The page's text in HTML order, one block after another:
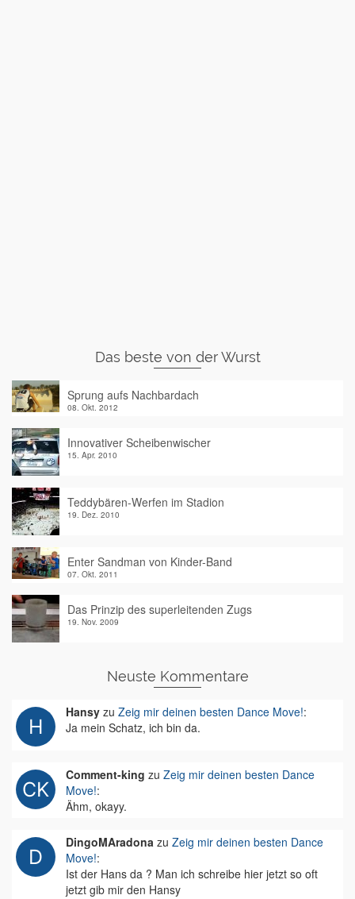
Das beste von der Wurst
Sprung aufs Nachbardach
08. Okt. 2012
Innovativer Scheibenwischer
15. Apr. 2010
Teddybären-Werfen im Stadion
19. Dez. 2010
Enter Sandman von Kinder-Band
07. Okt. 2011
Das Prinzip des superleitenden Zugs
19. Nov. 2009
Neuste Kommentare
Hansy zu Zeig mir deinen besten Dance Move!:
Ja mein Schatz, ich bin da.
Comment-king zu Zeig mir deinen besten Dance
Move!:
Ähm, okayy.
DingoMAradona zu Zeig mir deinen besten Dance
Move!:
Ist der Hans da ? Man ich schreibe hier jetzt so oft
jetzt gib mir den Hansy